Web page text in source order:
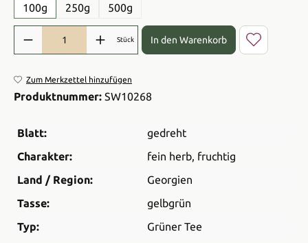
100g 250g 500g
Produkt Anzahl: Gib den gewünschten Wert ein oder benutze die
Stück In den Warenkorb
Zum Merkzettel hinzufügen
Produktnummer: SW10268
Blatt:
gedreht
Charakter:
fein herb, fruchtig
Land / Region:
Georgien
Tasse:
gelbgrün
Typ:
Grüner Tee